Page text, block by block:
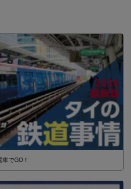
でGO！